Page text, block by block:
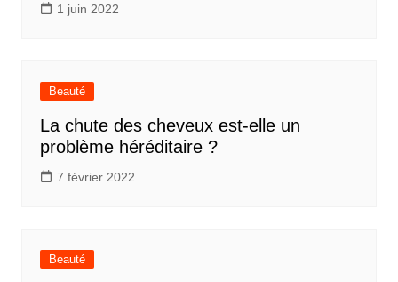
1 juin 2022
Beauté
La chute des cheveux est-elle un
problème héréditaire ?
7 février 2022
Beauté